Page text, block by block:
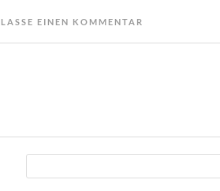
EINEN KOMMENTAR